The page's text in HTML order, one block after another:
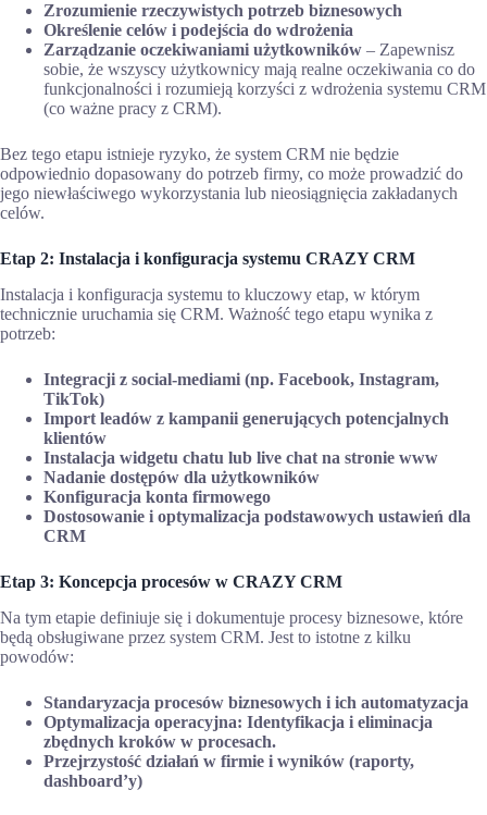
Zrozumienie rzeczywistych potrzeb biznesowych
Określenie celów i podejścia do wdrożenia
Zarządzanie oczekiwaniami użytkowników – Zapewnisz
sobie, że wszyscy użytkownicy mają realne oczekiwania co do
funkcjonalności i rozumieją korzyści z wdrożenia systemu CRM
(co ważne pracy z CRM).
Bez tego etapu istnieje ryzyko, że system CRM nie będzie
odpowiednio dopasowany do potrzeb firmy, co może prowadzić do
jego niewłaściwego wykorzystania lub nieosiągnięcia zakładanych
celów.
Etap 2: Instalacja i konfiguracja systemu CRAZY CRM
Instalacja i konfiguracja systemu to kluczowy etap, w którym
technicznie uruchamia się CRM. Ważność tego etapu wynika z
potrzeb:
Integracji z social-mediami (np. Facebook, Instagram,
TikTok)
Import leadów z kampanii generujących potencjalnych
klientów
Instalacja widgetu chatu lub live chat na stronie www
Nadanie dostępów dla użytkowników
Konfiguracja konta firmowego
Dostosowanie i optymalizacja podstawowych ustawień dla
CRM
Etap 3: Koncepcja procesów w CRAZY CRM
Na tym etapie definiuje się i dokumentuje procesy biznesowe, które
będą obsługiwane przez system CRM. Jest to istotne z kilku
powodów:
Standaryzacja procesów biznesowych i ich automatyzacja
Optymalizacja operacyjna: Identyfikacja i eliminacja
zbędnych kroków w procesach.
Przejrzystość działań w firmie i wyników (raporty,
dashboard’y)